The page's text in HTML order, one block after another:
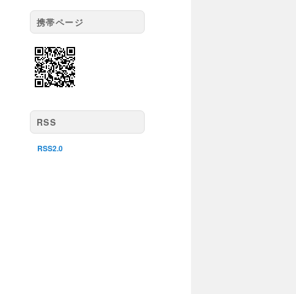
携帯ページ
RSS
RSS2.0